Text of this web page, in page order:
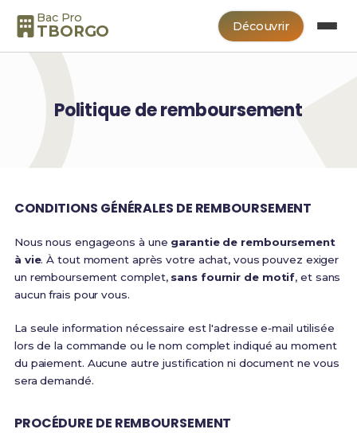
Bac Pro
TBORGO Découvrir
Politique de remboursement
CONDITIONS GÉNÉRALES DE REMBOURSEMENT
Nous nous engageons à une garantie de remboursement
à vie. À tout moment après votre achat, vous pouvez exiger
un remboursement complet, sans fournir de motif, et sans
aucun frais pour vous.
La seule information nécessaire est l'adresse e‑mail utilisée
lors de la commande ou le nom complet indiqué au moment
du paiement. Aucune autre justification ni document ne vous
sera demandé.
PROCÉDURE DE REMBOURSEMENT